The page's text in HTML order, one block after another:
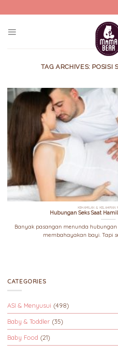
to
TAG ARCHIVES: POSISI
KEHAMILAN & KELAHIRAN
Hubungan Seks Saat
Banyak pasangan menunda
membahayakan bayi. Tapi
CATEGORIES
ASI & Menyusui (498)
Baby & Toddler (35)
Baby Food (21)